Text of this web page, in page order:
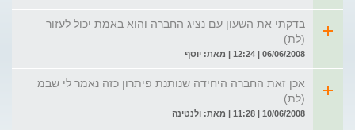
בדקתי את השעון עם נציג החברה והוא באמת יכול לעזור
(לת)
06/06/2008 | 12:24 | מאת: יוסף
אכן זאת החברה היחידה שנותנת פיתרון כזה נאמר לי שבמ
(לת)
10/06/2008 | 11:28 | מאת: ולנטינה